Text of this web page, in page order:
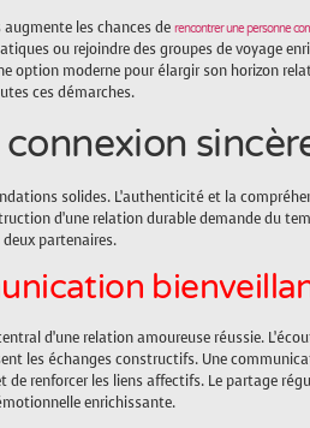
les chances de rencontrer une personne
ou rejoindre des groupes de voyage
option moderne pour élargir son horizon
ces démarches.
solides. L’authenticité et la
d’une relation durable demande du
partenaires.
d’une relation amoureuse réussie.
les échanges constructifs. Une
renforcer les liens affectifs. Le partage
enrichissante.